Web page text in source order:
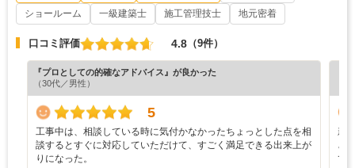
ショールーム
一級建築士 施工管理技士 地元密着
口コミ評価 4.8 （9件）
『プロとしての的確なアドバイス』が良かった
（30代／男性）
5
工事中は、相談している時に気付かなかったちょっとした点を相
談するとすぐに対応していただけて、すごく満足できる出来上が
りになった。
新
ざ
て